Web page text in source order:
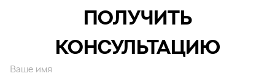
ПОЛУЧИТЬ
КОНСУЛЬТАЦИЮ
Ваше имя